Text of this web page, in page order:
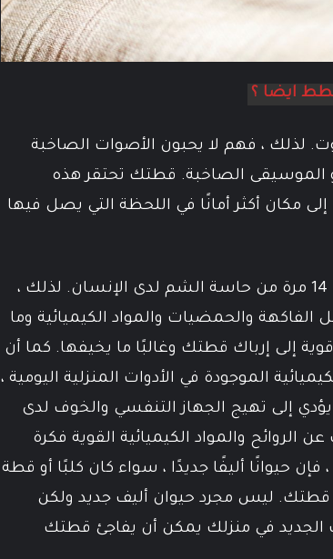
ايضا ؟
لذلك ، فهم لا يحبون الأصوات الصاخبة
أو الموسيقى الصاخبة. قطتك تحتقر هذه
مكان أكثر أمانًا في اللحظة التي يصل فيها
حاسة الشم لدى القطة أقوى 14 مرة من حاسة الشم لدى الإنسان. لذلك ،
الفاكهة والحمضيات والمواد الكيميائية وما
إلى إرباك قطتك وغالبًا ما يخيفها. كما أن
الموجودة في الأدوات المنزلية اليومية ،
إلى تهيج الجهاز التنفسي والخوف لدى
الروائح والمواد الكيميائية القوية فكرة
حيوانًا أليفًا جديدًا ، سواء كان كلبًا أو قطة
قطتك. ليس مجرد حيوان أليف جديد ولكن
الجديد في منزلك يمكن أن يفاجئ قطتك